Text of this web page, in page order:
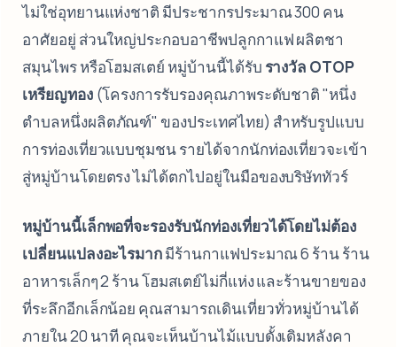
ไม่ใช่อุทยานแห่งชาติ มีประชากรประมาณ 300 คน
อาศัยอยู่ ส่วนใหญ่ประกอบอาชีพปลูกกาแฟ ผลิตชา
สมุนไพร หรือโฮมสเตย์ หมู่บ้านนี้ได้รับ รางวัล OTOP
เหรียญทอง(โครงการรับรองคุณภาพระดับชาติ "หนึ่ง
ตำบลหนึ่งผลิตภัณฑ์" ของประเทศไทย) สำหรับรูปแบบ
การท่องเที่ยวแบบชุมชน รายได้จากนักท่องเที่ยวจะเข้า
สู่หมู่บ้านโดยตรง ไม่ได้ตกไปอยู่ในมือของบริษัททัวร์
หมู่บ้านนี้เล็กพอที่จะรองรับนักท่องเที่ยวได้โดยไม่ต้อง
เปลี่ยนแปลงอะไรมากมีร้านกาแฟประมาณ 6 ร้าน ร้าน
อาหารเล็กๆ 2 ร้าน โฮมสเตย์ไม่กี่แห่ง และร้านขายของ
ที่ระลึกอีกเล็กน้อย คุณสามารถเดินเที่ยวทั่วหมู่บ้านได้
ภายใน 20 นาที คุณจะเห็นบ้านไม้แบบดั้งเดิมหลังคา